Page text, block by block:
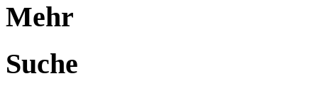
Mehr
Suche